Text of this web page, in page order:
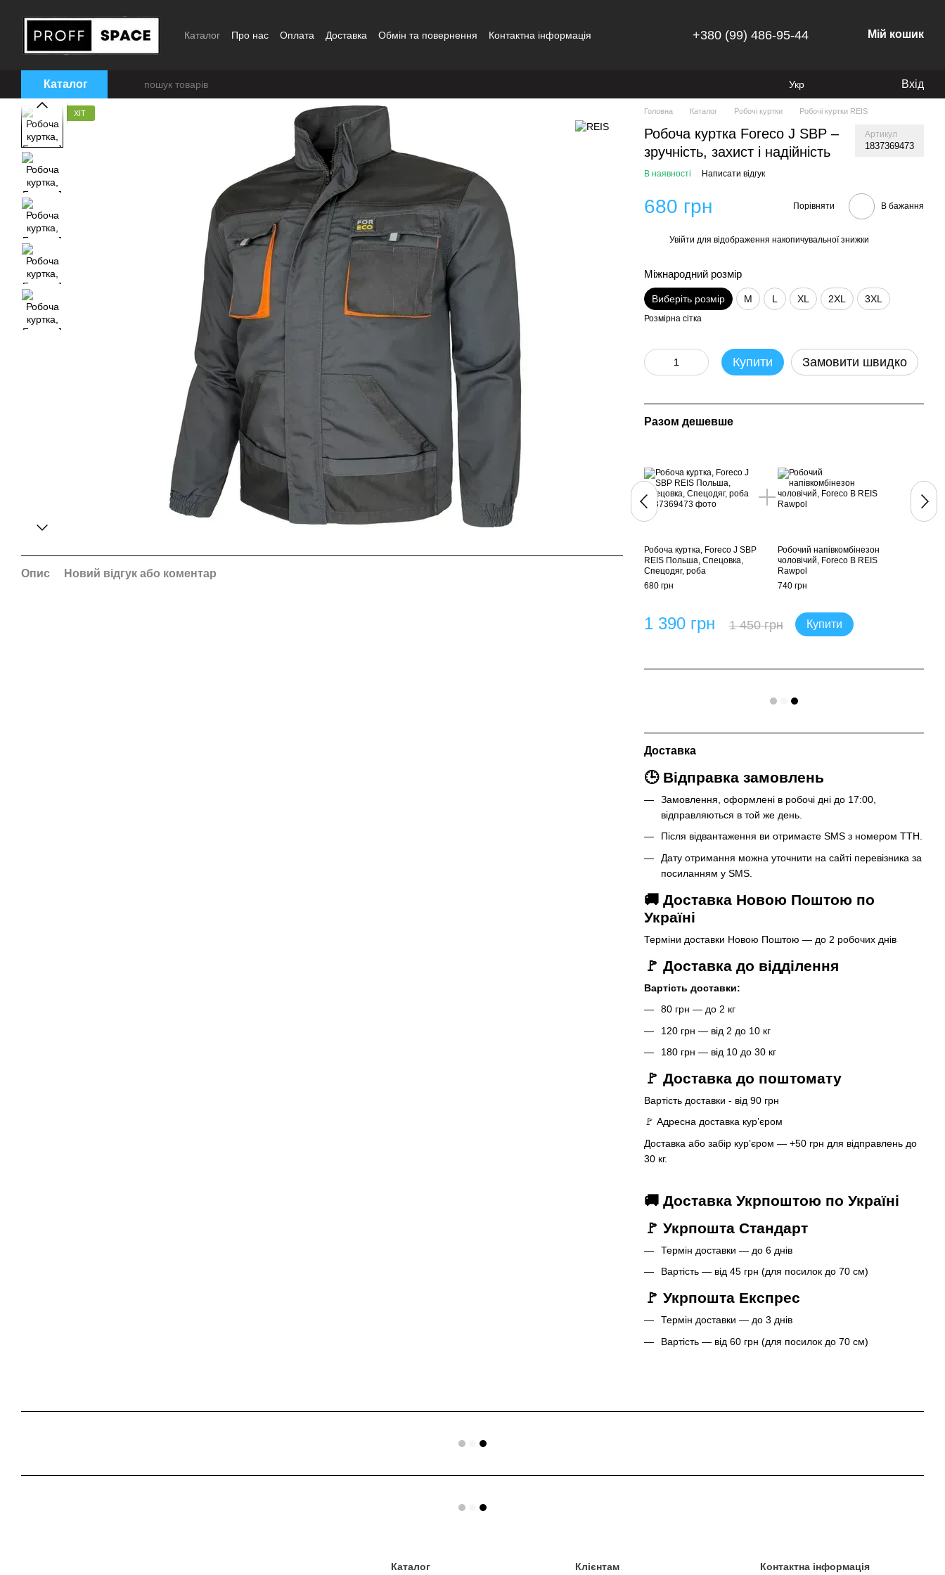
Каталог Про нас Оплата Доставка Обмін та повернення
Контактна інформація
+380 (99) 486-95-44 Мій кошик
Каталог Укр Вхід
Головна Каталог Робочі куртки Робочі куртки REIS
Робоча куртка Foreco J SBP –
зручність, захист і надійність
Артикул
1837369473
В наявності Написати відгук
680 грн Порівняти В бажання
Увійти для відображення накопичувальної знижки
Міжнародний розмір
Виберіть розмір M L XL 2XL 3XL
Розмірна сітка
Купити Замовити швидко
Разом дешевше
Робоча куртка, Foreco J SBP
REIS Польша, Спецовка,
Спецодяг, роба
680 грн
Робочий напівкомбінезон
чоловічий, Foreco B REIS
Rawpol
740 грн
1 390 грн 1 450 грн Купити
Доставка
🕒 Відправка замовлень
Замовлення, оформлені в робочі дні до 17:00,
відправляються в той же день.
Після відвантаження ви отримаєте SMS з номером ТТН.
Дату отримання можна уточнити на сайті перевізника за
посиланням у SMS.
🚚 Доставка Новою Поштою по
Україні
Терміни доставки Новою Поштою — до 2 робочих днів
🚩 Доставка до відділення
Вартість доставки:
80 грн — до 2 кг
120 грн — від 2 до 10 кг
180 грн — від 10 до 30 кг
🚩 Доставка до поштомату
Вартість доставки - від 90 грн
🚩 Адресна доставка кур’єром
Доставка або забір кур’єром — +50 грн для відправлень до
30 кг.
🚚 Доставка Укрпоштою по Україні
🚩 Укрпошта Стандарт
Термін доставки — до 6 днів
Вартість — від 45 грн (для посилок до 70 см)
🚩 Укрпошта Експрес
Термін доставки — до 3 днів
Вартість — від 60 грн (для посилок до 70 см)
ХІТ
Опис Новий відгук або коментар
Каталог Клієнтам Контактна інформація